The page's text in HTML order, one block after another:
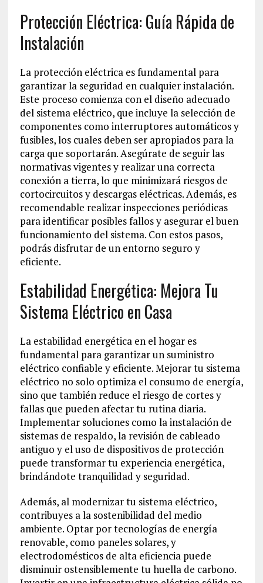
Protección Eléctrica: Guía Rápida de
Instalación
La protección eléctrica es fundamental para
garantizar la seguridad en cualquier instalación.
Este proceso comienza con el diseño adecuado
del sistema eléctrico, que incluye la selección de
componentes como interruptores automáticos y
fusibles, los cuales deben ser apropiados para la
carga que soportarán. Asegúrate de seguir las
normativas vigentes y realizar una correcta
conexión a tierra, lo que minimizará riesgos de
cortocircuitos y descargas eléctricas. Además, es
recomendable realizar inspecciones periódicas
para identificar posibles fallos y asegurar el buen
funcionamiento del sistema. Con estos pasos,
podrás disfrutar de un entorno seguro y
eficiente.
Estabilidad Energética: Mejora Tu
Sistema Eléctrico en Casa
La estabilidad energética en el hogar es
fundamental para garantizar un suministro
eléctrico confiable y eficiente. Mejorar tu sistema
eléctrico no solo optimiza el consumo de energía,
sino que también reduce el riesgo de cortes y
fallas que pueden afectar tu rutina diaria.
Implementar soluciones como la instalación de
sistemas de respaldo, la revisión de cableado
antiguo y el uso de dispositivos de protección
puede transformar tu experiencia energética,
brindándote tranquilidad y seguridad.
Además, al modernizar tu sistema eléctrico,
contribuyes a la sostenibilidad del medio
ambiente. Optar por tecnologías de energía
renovable, como paneles solares, y
electrodomésticos de alta eficiencia puede
disminuir ostensiblemente tu huella de carbono.